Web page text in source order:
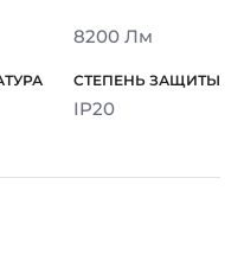
8200 Лм
IP20